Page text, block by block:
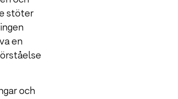
stöter
en
och